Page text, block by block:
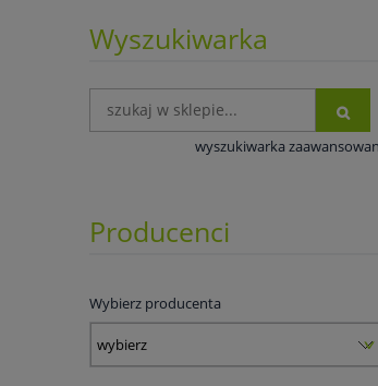
Wyszukiwarka
wyszukiwarka
Producenci
Wybierz producenta